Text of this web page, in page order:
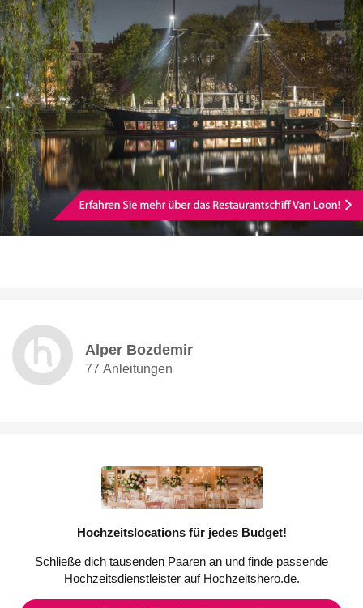
Alper Bozdemir
77 Anleitungen
Hochzeitslocations für jedes Budget!
Schließe dich tausenden Paaren an und finde passende
Hochzeitsdienstleister auf Hochzeitshero.de.